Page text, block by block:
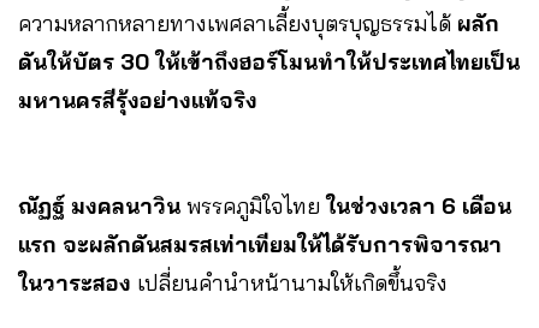
ความหลากหลายทางเพศลาเลี้ยงบุตรบุญธรรมได้ ผลัก
ดันให้บัตร 30 ให้เข้าถึงฮอร์โมนทำให้ประเทศไทยเป็น
มหานครสีรุ้งอย่างแท้จริง
ณัฏฐ์ มงคลนาวิน พรรคภูมิใจไทยในช่วงเวลา 6 เดือน
แรก จะผลักดันสมรสเท่าเทียมให้ได้รับการพิจารณา
ในวาระสอง เปลี่ยนคำนำหน้านามให้เกิดขึ้นจริง